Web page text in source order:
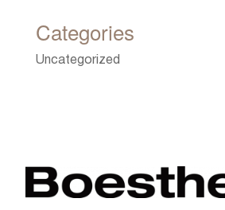
Categories
Uncategorized